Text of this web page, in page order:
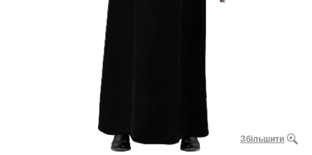
Збільшити